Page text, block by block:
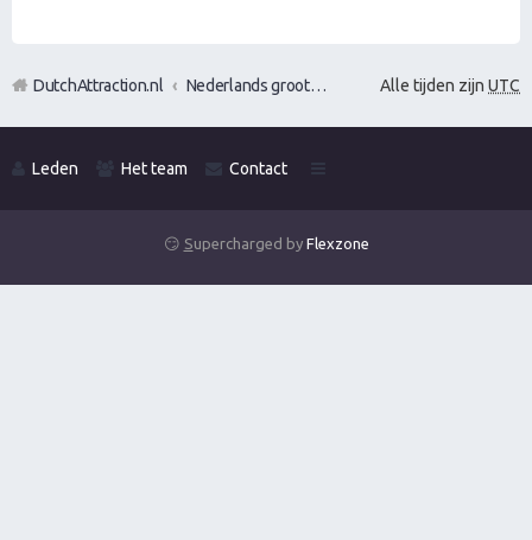
Alle tijden zijn UTC
DutchAttraction.nl Nederlands grootste Dutch Attraction, Lifestyle, Vrouwen versieren en Pick-Up (PUA) Forum
Leden Het team Contact
😏 Supercharged by Flexzone